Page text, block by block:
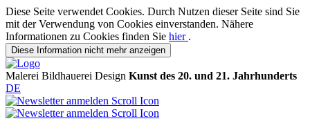
Diese Seite verwendet Cookies. Durch Nutzen dieser Seite sind Sie
mit der Verwendung von Cookies einverstanden. Nähere
Informationen zu Cookies finden Sie hier .
Diese Information nicht mehr anzeigen
Malerei Bildhauerei Design Kunst des 20. und 21. Jahrhunderts
DE